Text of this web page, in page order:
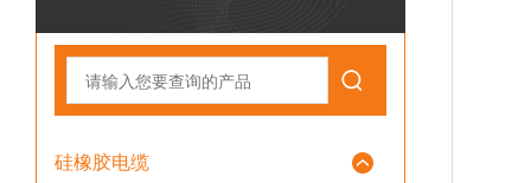
硅橡胶电缆